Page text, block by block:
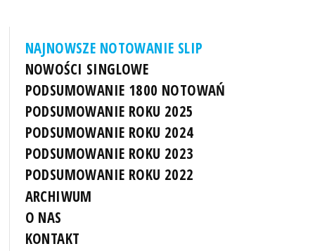
NAJNOWSZE NOTOWANIE SLIP
NOWOŚCI SINGLOWE
PODSUMOWANIE 1800 NOTOWAŃ
PODSUMOWANIE ROKU 2025
PODSUMOWANIE ROKU 2024
PODSUMOWANIE ROKU 2023
PODSUMOWANIE ROKU 2022
ARCHIWUM
O NAS
KONTAKT